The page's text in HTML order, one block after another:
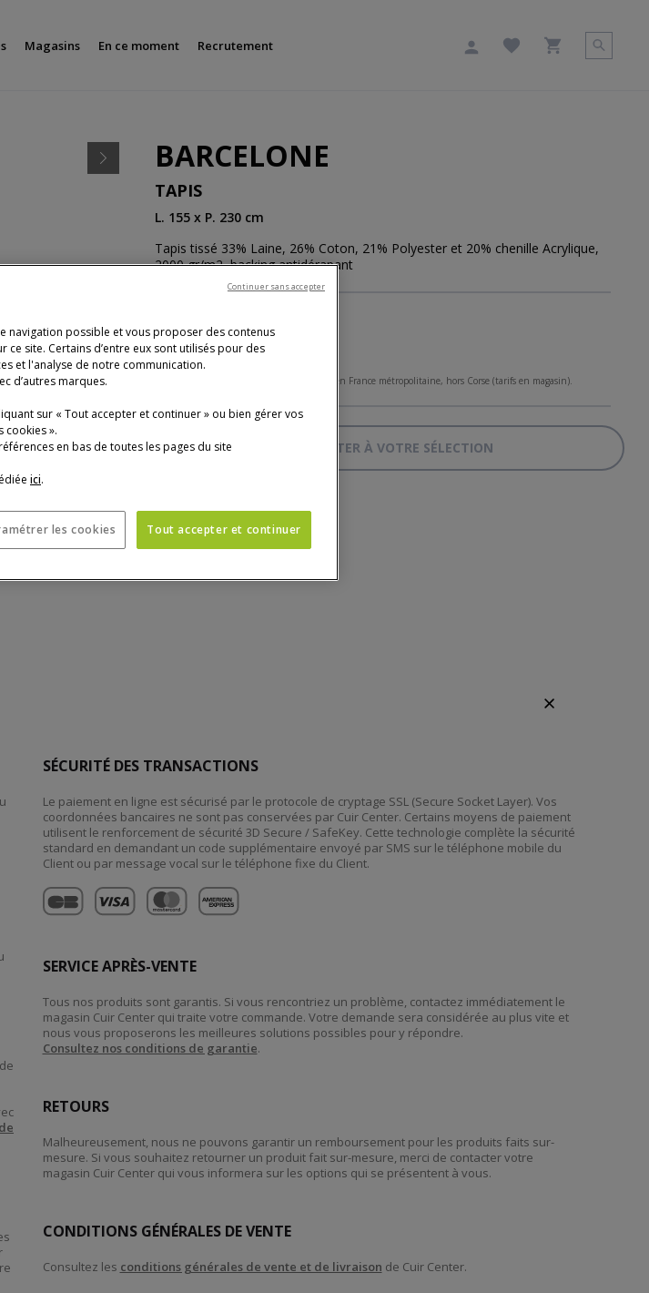
Magasins En ce moment Recrutement
Suivant BARCELONE
TAPIS
L. 155 x P. 230 cm
Tapis tissé 33% Laine, 26% Coton, 21% Polyester et 20% chenille Acrylique,
2000 gr/m2, backing antidérapant
630 €
Dont 0,53 € d'éco-participation
* Prix TTC conseillé, hors livraison, valable en France métropolitaine, hors Corse (tarifs en magasin).
AJOUTER À VOTRE SÉLECTION
TAPIS
SÉCURITÉ DES TRANSACTIONS
Le paiement en ligne est sécurisé par le protocole de cryptage SSL (Secure Socket Layer). Vos
coordonnées bancaires ne sont pas conservées par Cuir Center. Certains moyens de paiement
utilisent le renforcement de sécurité 3D Secure / SafeKey. Cette technologie complète la sécurité
standard en demandant un code supplémentaire envoyé par SMS sur le téléphone mobile du
Client ou par message vocal sur le téléphone fixe du Client.
SERVICE APRÈS-VENTE
Tous nos produits sont garantis. Si vous rencontriez un problème, contactez immédiatement le
magasin Cuir Center qui traite votre commande. Votre demande sera considérée au plus vite et
nous vous proposerons les meilleures solutions possibles pour y répondre.
Consultez nos conditions de garantie.
RETOURS
Malheureusement, nous ne pouvons garantir un remboursement pour les produits faits sur-
mesure. Si vous souhaitez retourner un produit fait sur-mesure, merci de contacter votre
magasin Cuir Center qui vous informera sur les options qui se présentent à vous.
CONDITIONS GÉNÉRALES DE VENTE
Consultez les conditions générales de vente et de livraison de Cuir Center.
navigation possible et vous proposer des contenus
site. Certains d’entre eux sont utilisés pour des
et l'analyse de notre communication.
d’autres marques.
sur « Tout accepter et continuer » ou bien gérer vos
cookies ».
en bas de toutes les pages du site
ici.
les cookies Tout accepter et continuer
Continuer sans accepter